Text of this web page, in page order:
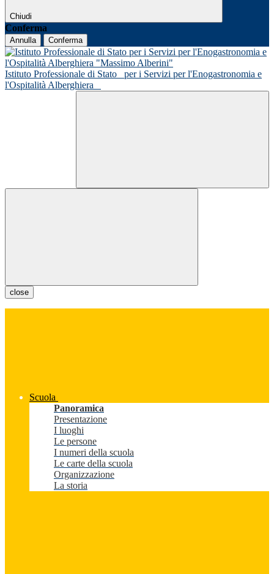
Chiudi
Conferma
Annulla Conferma
Istituto Professionale di Stato
per i Servizi per l'Enogastronomia e
l'Ospitalità Alberghiera
close
Scuola
Panoramica
Presentazione
I luoghi
Le persone
I numeri della scuola
Le carte della scuola
Organizzazione
La storia